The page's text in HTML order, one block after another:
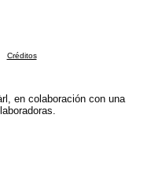
Créditos
en colaboración con una